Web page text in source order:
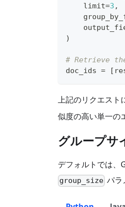
    limit
=3 ,
)
# Retrieve
doc_ids = [
上記のリクエスト
似度の高い単一の
グループサ
デフォルトでは、
group_size パラ